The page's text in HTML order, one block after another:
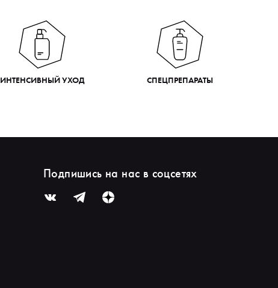
ИНТЕНСИВНЫЙ УХОД СПЕЦПРЕПАРАТЫ
Подпишись на нас в соцсетях